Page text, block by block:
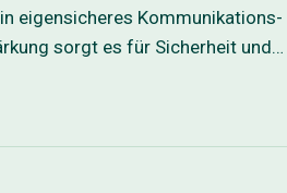
eigensicheres
sorgt es für Sicherheit und…